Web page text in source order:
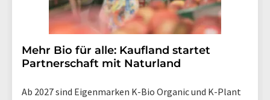
Mehr Bio für alle: Kaufland startet
Partnerschaft mit Naturland
Ab 2027 sind Eigenmarken K-Bio Organic und K-Plant